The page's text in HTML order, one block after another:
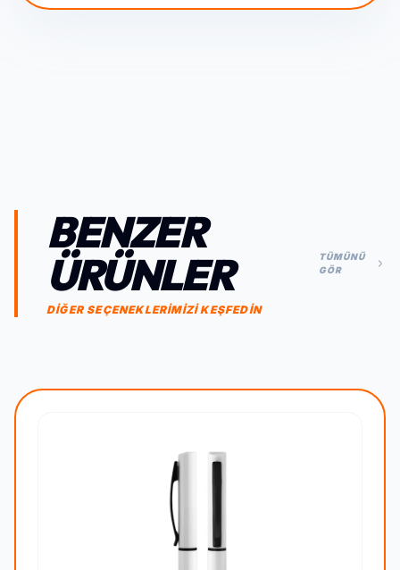
BENZER
ÜRÜNLER
DİĞER SEÇENEKLERİMİZİ KEŞFEDİN
TÜMÜNÜ
GÖR